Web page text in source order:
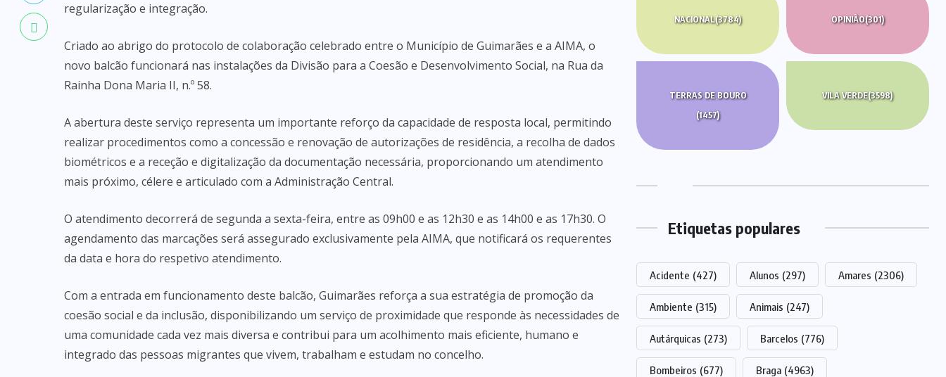
regularização e integração.
Criado ao abrigo do protocolo de colaboração celebrado entre o Município de Guimarães e a AIMA, o
novo balcão funcionará nas instalações da Divisão para a Coesão e Desenvolvimento Social, na Rua da
Rainha Dona Maria II, n.º 58.
A abertura deste serviço representa um importante reforço da capacidade de resposta local, permitindo
realizar procedimentos como a concessão e renovação de autorizações de residência, a recolha de dados
biométricos e a receção e digitalização da documentação necessária, proporcionando um atendimento
mais próximo, célere e articulado com a Administração Central.
O atendimento decorrerá de segunda a sexta-feira, entre as 09h00 e as 12h30 e as 14h00 e as 17h30. O
agendamento das marcações será assegurado exclusivamente pela AIMA, que notificará os requerentes
da data e hora do respetivo atendimento.
Com a entrada em funcionamento deste balcão, Guimarães reforça a sua estratégia de promoção da
coesão social e da inclusão, disponibilizando um serviço de proximidade que responde às necessidades de
uma comunidade cada vez mais diversa e contribui para um acolhimento mais eficiente, humano e
integrado das pessoas migrantes que vivem, trabalham e estudam no concelho.
NACIONAL(3784) OPINIÃO(301)
TERRAS DE BOURO
(1457)
VILA VERDE(3598)
Etiquetas populares
Acidente (427) Alunos (297) Amares (2306)
Ambiente (315) Animais (247)
Autárquicas (273) Barcelos (776)
Bombeiros (677) Braga (4963)